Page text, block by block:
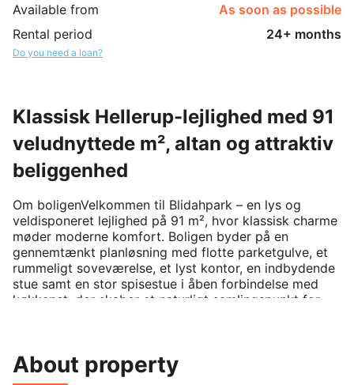
Available from
As soon as possible
Rental period
24+ months
Do you need a loan?
Klassisk Hellerup-lejlighed med 91
veludnyttede m², altan og attraktiv
beliggenhed
Om boligenVelkommen til Blidahpark – en lys og
veldisponeret lejlighed på 91 m², hvor klassisk charme
møder moderne komfort. Boligen byder på en
gennemtænkt planløsning med flotte parketgulve, et
rummeligt soveværelse, et lyst kontor, en indbydende
stue samt en stor spisestue i åben forbindelse med
køkkenet, der skaber et naturligt samlingspunkt for
spisestue giver god plads til det store spisebord og
hyggelige middage med familie og venner. Herfra er
About property